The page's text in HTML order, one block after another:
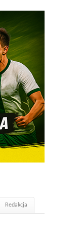
Redakcja